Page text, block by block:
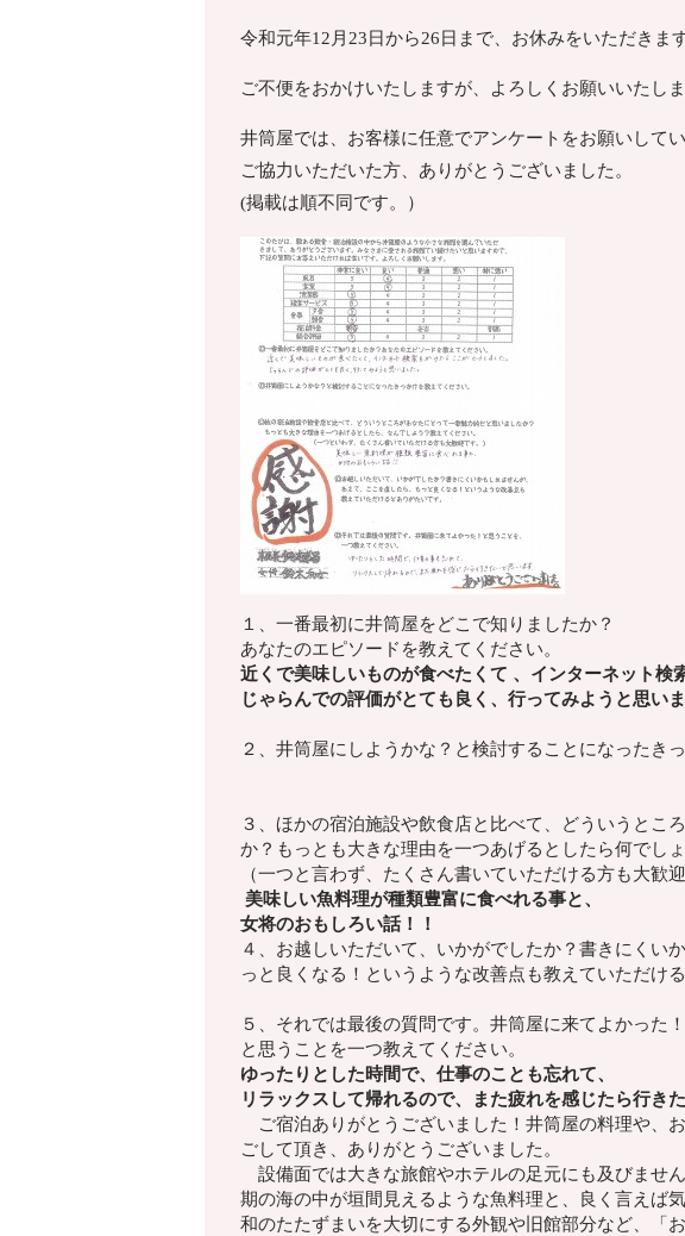
令和元年12月23日から26日まで、お休みをいただきます
ご不便をおかけいたしますが、よろしくお願いいたしま
井筒屋では、お客様に任意でアンケートをお願いしてい
ご協力いただいた方、ありがとうございました。
(掲載は順不同です。）
１、一番最初に井筒屋をどこで知りましたか？
あなたのエピソードを教えてください。
近くで美味しいものが食べたくて 、インターネット検
じゃらんでの評価がとても良く、行ってみようと思いま
２、井筒屋にしようかな？ と検討することになったき
３、ほかの宿泊施設や飲食店と比べて、 どういうとこ
か？もっとも大きな理由を一つあげるとしたら何でし
（一つと言わず、たくさん書いていただける方も大歓迎
美味しい魚料理が種類豊富に食べれる事と、
女将のおもしろい話！！
４、お越しいただいて、いかがでしたか？ 書きにくい
っと良くなる！ というような改善点も教えていただけ
５、それでは最後の質問です。井筒屋に来てよかった！
と思うことを一つ教えてください。
ゆったりとした時間で、仕事のことも忘れて、
リラックスして帰れるので、また疲れを感じたら行き
ご宿泊ありがとうございました！井筒屋の料理や、
ごして頂き、ありがとうございました。
設備面では大きな旅館やホテルの足元にも及びませ
期の海の中が垣間見えるような魚料理と、良く言えば
和のたたずまいを大切にする外観や旧館部分など、「